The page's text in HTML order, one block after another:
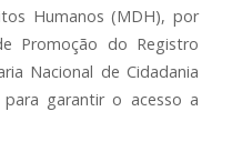
Humanos (MDH), por
Promoção do Registro
Nacional de Cidadania
garantir o acesso a